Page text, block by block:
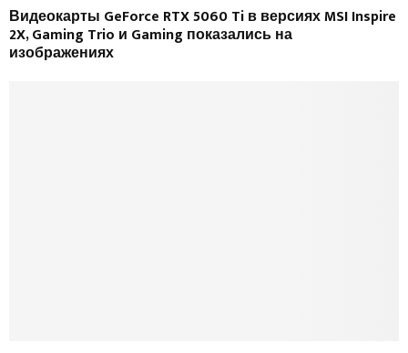
Видеокарты GeForce RTX 5060 Ti в версиях MSI Inspire
2X, Gaming Trio и Gaming показались на
изображениях